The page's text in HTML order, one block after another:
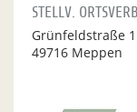
STELLV.
Grünfeldstraße 1
49716 Meppen